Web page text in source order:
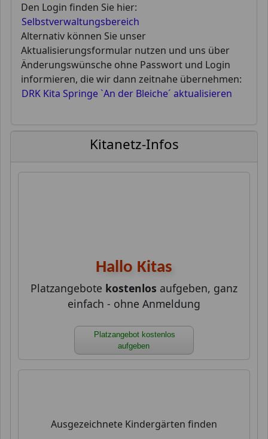
Den Login finden Sie hier:
Selbstverwaltungsbereich
Alternativ können Sie unser
Aktualisierungsformular nutzen und uns über
Änderungswünsche ohne Passwort und Login
informieren, die wir dann zeitnahe übernehmen:
DRK Kita Springe `An der Bleiche´ aktualisieren
Kitanetz-Infos
Hallo Kitas
Platzangebote kostenlos aufgeben, ganz
einfach - ohne Anmeldung
Platzangebot kostenlos
aufgeben
Ausgezeichnete Kindergärten finden